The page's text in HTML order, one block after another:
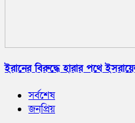
ইরানের বিরুদ্ধে হারার পথে
সর্বশেষ
জনপ্রিয়